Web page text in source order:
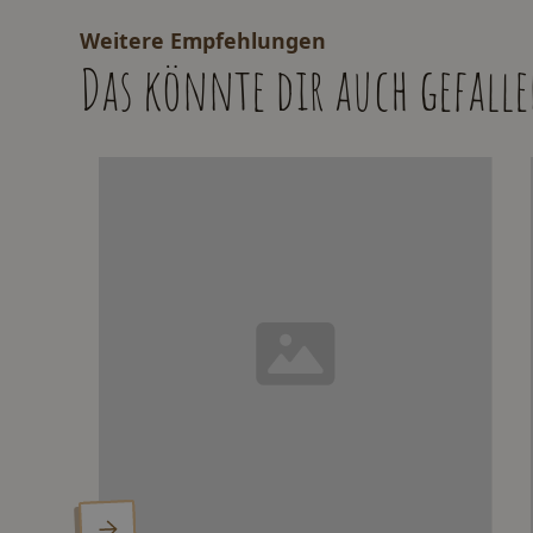
Weitere Empfehlungen
Das könnte dir auch